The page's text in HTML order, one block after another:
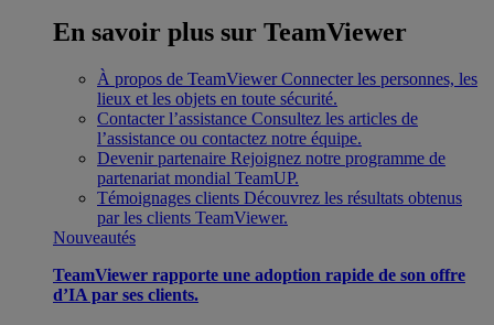
En savoir plus sur TeamViewer
À propos de TeamViewer Connecter les personnes, les
lieux et les objets en toute sécurité.
Contacter l’assistance Consultez les articles de
l’assistance ou contactez notre équipe.
Devenir partenaire Rejoignez notre programme de
partenariat mondial TeamUP.
Témoignages clients Découvrez les résultats obtenus
par les clients TeamViewer.
Nouveautés
TeamViewer rapporte une adoption rapide de son offre
d’IA par ses clients.